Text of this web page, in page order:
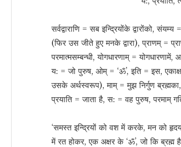
सर्वद्वाराणि = सब इन्द्रियोंके द्वारोंको,
(फिर उस जीते हुए मनके द्वारा), प्राणम् =
परमात्मसम्बन्धी, योगधारणाम् =
य: = जो पुरुष, ओम् = ‘ॐ’, इति = इस,
उसके अर्थस्वरूप), माम् = मुझ निर्गुण
प्रयाति = जाता है, स: = वह पुरुष, परमाम्
‘समस्त इन्द्रियों को वश में करके, मन को
में रत होकर, एक अक्षर के ‘ॐ’, जो कि